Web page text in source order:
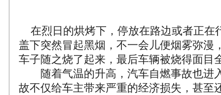
在烈日的烘烤下，停放在路边或者正在
盖下突然冒起黑烟，不一会儿便烟雾弥漫
车子随之烧了起来，最后车辆被烧得面目
随着气温的升高，汽车自燃事故也进
故不仅给车主带来严重的经济损失，甚至